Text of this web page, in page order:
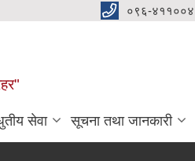
०९६-४११००४
सेवा सूचना तथा जानकारी